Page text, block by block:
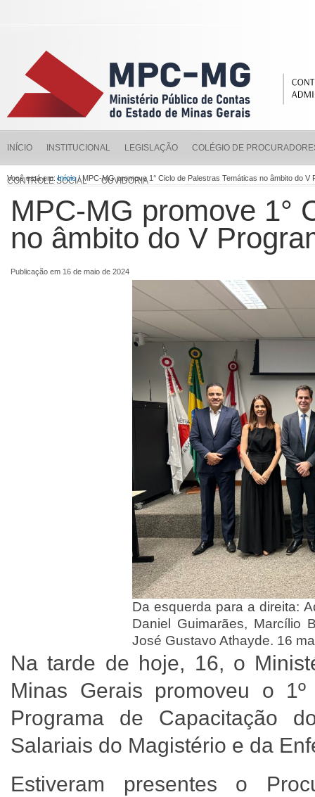
INÍCIO INSTITUCIONAL LEGISLAÇÃO COLÉGIO DE
CONTROLE SOCIAL OUVIDORIA
Você está em:Início/ MPC-MG promove 1° Ciclo de Palestras Temáticas no âmbito do V
MPC-MG promove 1°
no âmbito do V
Publicação em 16 de maio de 2024
Da esquerda para a direita:
Daniel Guimarães, Marcílio
José Gustavo Athayde. 16
Na tarde de hoje, 16, o
Minas Gerais promoveu o
Programa de Capacitação
Salariais do Magistério e da
Estiveram presentes o